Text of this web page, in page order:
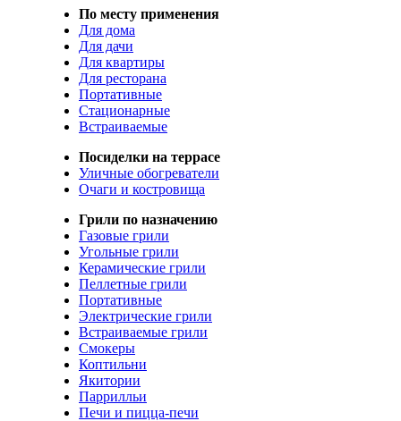
По месту применения
Для дома
Для дачи
Для квартиры
Для ресторана
Портативные
Стационарные
Встраиваемые
Посиделки на террасе
Уличные обогреватели
Очаги и костровища
Грили по назначению
Газовые грили
Угольные грили
Керамические грили
Пеллетные грили
Портативные
Электрические грили
Встраиваемые грили
Смокеры
Коптильни
Якитории
Паррилльи
Печи и пицца-печи